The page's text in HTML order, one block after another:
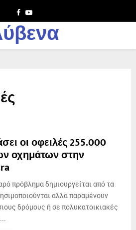
Facebook
Youtube
οι οφειλές 255.000
οχημάτων στην
πρόβλημα δημιουργείται από τα
αλλά παραμένουν
δρόμους ή σε πολυκατοικιακές